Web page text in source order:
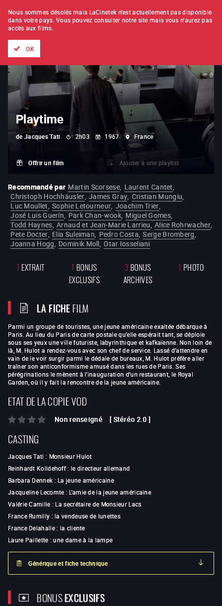
À L'UNITÉ ABONNEMENT
Playtime
de Jacques Tati 2h03 1967 France
Offrir un film Ajouter à une playlist
Recommandé par Martin Scorsese, Laurent Cantet,
Christoph Hochhäusler, James Gray, Cristian Mungiu,
Luc Moullet, Sophie Letourneur, Joachim Trier,
José Luis Guerín, Park Chan-wook, Miguel Gomes,
Todd Haynes, Arnaud et Jean-Marie Larrieu, Alice Rohrwacher,
Pete Docter, Elia Suleiman, Pedro Costa, Serge Bromberg,
Joanna Hogg, Dominik Moll, Otar Iosseliani
1 EXTRAIT 1 BONUS
EXCLUSIFS
3 BONUS
ARCHIVES
1 PHOTO
LA FICHEFILM
Parmi un groupe de touristes, une jeune américaine exaltée débarque à
Paris. Au lieu du Paris de carte postale qu’elle espérait tant, se déploie
sous ses yeux une ville futuriste, labyrinthique et kafkaïenne. Non loin de
là, M. Hulot a rendez-vous avec son chef de service. Lassé d’attendre en
vain de le voir surgir parmi le dédale de bureaux, M. Hulot préfère aller
traîner son anticonformisme amusé dans les rues de Paris. Ses
pérégrinations le mènent à l’inauguration d’un restaurant, le Royal
Garden, où il y fait la rencontre de la jeune américaine.
ETAT DE LA COPIE VOD
Non renseigné [ Stéréo 2.0 ]
CASTING
Jacques Tati : Monsieur Hulot
Reinhardt Kolldehoff: le directeur allemand
Barbara Dennek : La jeune américaine
Jacqueline Lecomte : L'amie de la jeune américaine
Valérie Camille : La secrétaire de Monsieur Lacs
France Rumilly :la vendeuse de lunettes
France Delahalle: la cliente
Laure Paillette :une dame à la lampe
Générique et fiche technique
BONUSEXCLUSIFS
Nous sommes désolés mais LaCinetek n'est actuellement pas disponible
dans votre pays. Vous pouvez consulter notre site mais vous n'aurez pas
accès aux films.
OK